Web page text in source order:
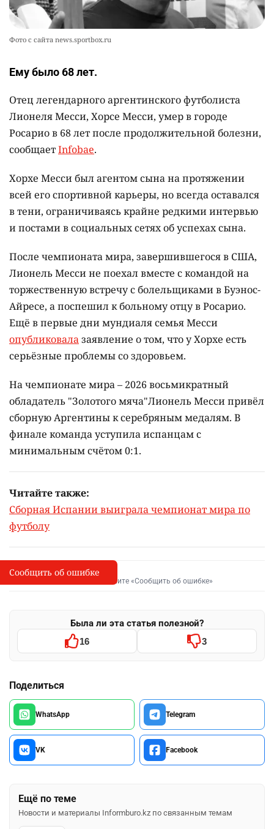
Фото с сайта news.sportbox.ru
Ему было 68 лет.
Отец легендарного аргентинского футболиста
Лионеля Месси, Хорсе Месси, умер в городе
Росарио в 68 лет после продолжительной болезни,
сообщаетInfobae.
Хорхе Месси был агентом сына на протяжении
всей его спортивной карьеры, но всегда оставался
в тени, ограничиваясь крайне редкими интервью
и постами в социальных сетях об успехах сына.
После чемпионата мира, завершившегося в США,
Лионель Месси не поехал вместе с командой на
торжественную встречу с болельщиками в Буэнос-
Айресе, а поспешил к больному отцу в Росарио.
Ещё в первые дни мундиаля семья Месси
опубликовалазаявление о том, что у Хорхе есть
серьёзные проблемы со здоровьем.
На чемпионате мира – 2026 восьмикратный
обладатель "Золотого мяча"Лионель Месси привёл
сборную Аргентины к серебряным медалям. В
финале команда уступила испанцам с
минимальным счётом 0:1.
Читайте также:
Сборная Испании выиграла чемпионат мира по
футболу
I
Сообщить об опечатке
Выделите фрагмент и нажмите «Сообщить об ошибке»
Была ли эта статья полезной?
16 3
Поделиться
WhatsApp Telegram
VK Facebook
Ещё по теме
Новости и материалы Informburo.kz по связанным темам
Сообщить об ошибке